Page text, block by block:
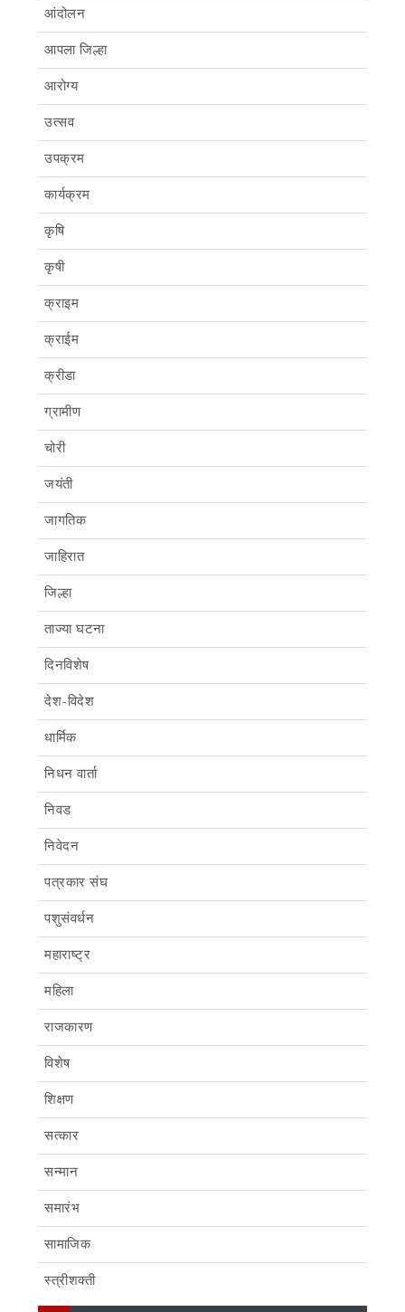
आंदोलन
आपला जिल्हा
आरोग्य
उत्सव
उपक्रम
कार्यक्रम
कृषि
कृषी
क्राइम
क्राईम
क्रीडा
ग्रामीण
चोरी
जयंती
जागतिक
जाहिरात
जिल्हा
ताज्या घटना
दिनविशेष
देश-विदेश
धार्मिक
निधन वार्ता
निवड
निवेदन
पत्रकार संघ
पशुसंवर्धन
महाराष्ट्र
महिला
राजकारण
विशेष
शिक्षण
सत्कार
सन्मान
समारंभ
सामाजिक
स्त्रीशक्ती